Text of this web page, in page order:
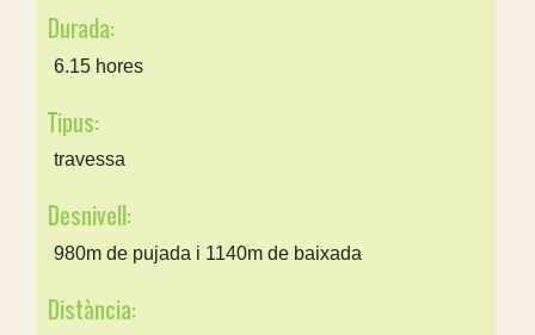
Durada:
6.15 hores
Tipus:
travessa
Desnivell:
980m de pujada i 1140m de baixada
Distància: